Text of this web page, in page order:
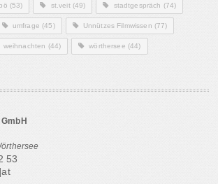
(53) st.veit(49) stadtgespräch (74)
umfrage (45) Unnützes Filmwissen (77)
weihnachten (44) wörthersee (44)
53